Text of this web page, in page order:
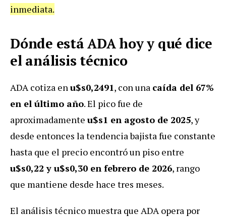
inmediata.
Dónde está ADA hoy y qué dice
el análisis técnico
ADA cotiza enu$s0,2491, con una caída del 67%
en el último año. El pico fue de
aproximadamente u$s1 en agosto de 2025, y
desde entonces la tendencia bajista fue constante
hasta que el precio encontró un piso entre
u$s0,22 y u$s0,30 en febrero de 2026, rango
que mantiene desde hace tres meses.
El análisis técnico muestra que ADA opera por